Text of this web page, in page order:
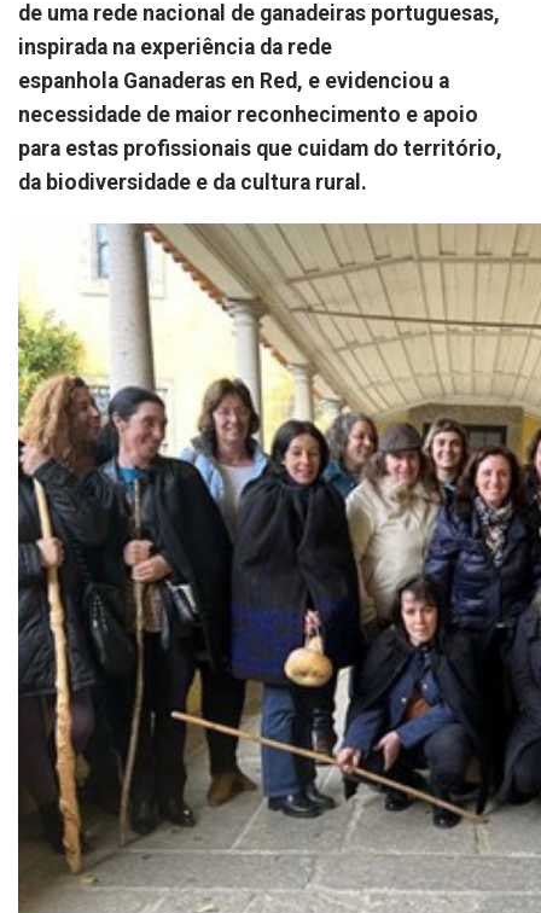
de uma rede nacional de ganadeiras portuguesas,
inspirada na experiência da rede
espanhola Ganaderas en Red, e evidenciou a
necessidade de maior reconhecimento e apoio
para estas profissionais que cuidam do território,
da biodiversidade e da cultura rural.